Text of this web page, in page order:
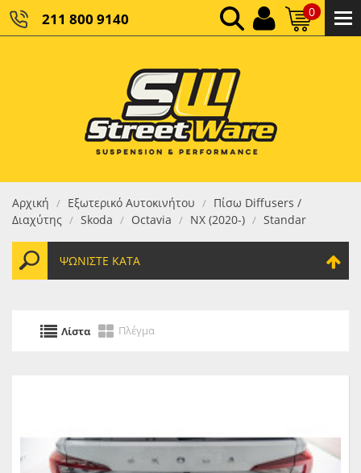
211 800 9140 0
ΚΑΘΑΡΌ ΣΎΝΟΛΟ:
ΤΕΛΙΚΌ ΣΎΝΟΛΟ:0,00 €
Αρχική / Εξωτερικό Αυτοκινήτου / Πίσω Diffusers /
Διαχύτης / Skoda / Octavia / NX (2020-) / Standar
ΨΩΝΊΣΤΕ ΚΑΤΆ
Λίστα Πλέγμα